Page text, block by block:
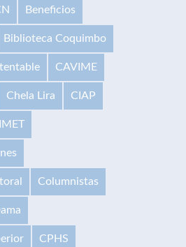
Beneficios
Biblioteca Coquimbo
CAVIME
Chela Lira CIAP
Columnistas
CPHS